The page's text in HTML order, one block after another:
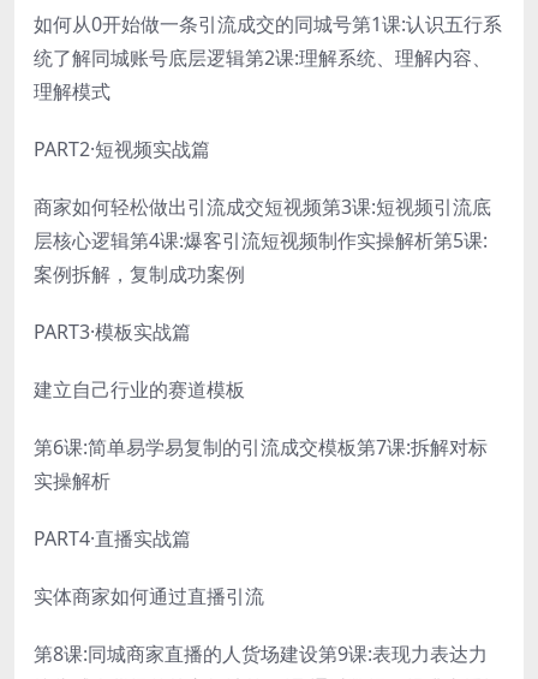
如何从0开始做一条引流成交的同城号第1课:认识五行系
统了解同城账号底层逻辑第2课:理解系统、理解内容、
理解模式
PART2·短视频实战篇
商家如何轻松做出引流成交短视频第3课:短视频引流底
层核心逻辑第4课:爆客引流短视频制作实操解析第5课:
案例拆解，复制成功案例
PART3·模板实战篇
建立自己行业的赛道模板
第6课:简单易学易复制的引流成交模板第7课:拆解对标
实操解析
PART4·直播实战篇
实体商家如何通过直播引流
第8课:同城商家直播的人货场建设第9课:表现力表达力